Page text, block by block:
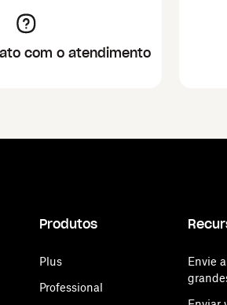
com o atendimento
Produtos
Plus
Professional
Envie